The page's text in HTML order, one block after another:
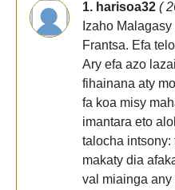
1. harisoa32 (
Izaho
Frantsa. Efa
Ary efa azo
fihainana aty
fa koa misy
imantara eto
talocha intsony:
makaty dia
val miainga